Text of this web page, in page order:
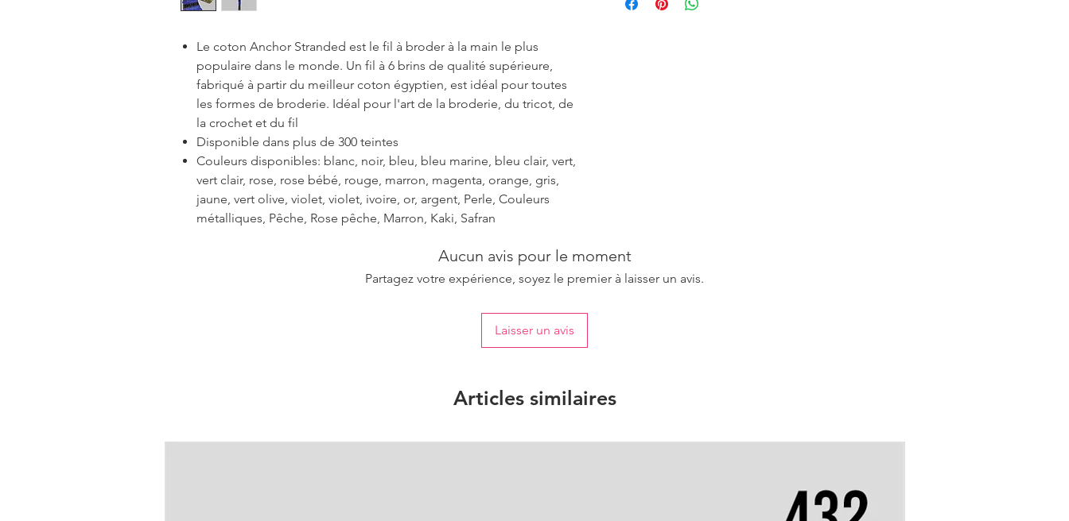
Le coton Anchor Stranded est le fil à broder à la main le plus
populaire dans le monde. Un fil à 6 brins de qualité supérieure,
fabriqué à partir du meilleur coton égyptien, est idéal pour toutes
les formes de broderie. Idéal pour l'art de la broderie, du tricot, de
la crochet et du fil
Disponible dans plus de 300 teintes
Couleurs disponibles: blanc, noir, bleu, bleu marine, bleu clair, vert,
vert clair, rose, rose bébé, rouge, marron, magenta, orange, gris,
jaune, vert olive, violet, violet, ivoire, or, argent, Perle, Couleurs
métalliques, Pêche, Rose pêche, Marron, Kaki, Safran
ensure the uniformity of colour.
Aucun avis pour le moment
Partagez votre expérience, soyez le premier à laisser un avis.
Laisser un avis
Articles similaires